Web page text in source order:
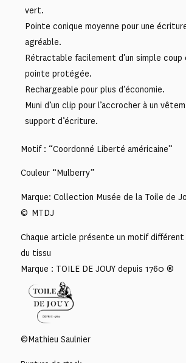
vert.
Pointe conique moyenne pour une
agréable.
Rétractable facilement d’un simple coup
pointe protégée.
Rechargeable pour plus d’économie.
Muni d’un clip pour l’accrocher à un
support d’écriture.
Motif : “Coordonné Liberté américaine”
Couleur “Mulberry”
Marque: Collection Musée de la Toile de
© MTDJ
Chaque article présente un motif différent
du tissu
Marque : TOILE DE JOUY depuis 1760 ®
©Mathieu Saulnier